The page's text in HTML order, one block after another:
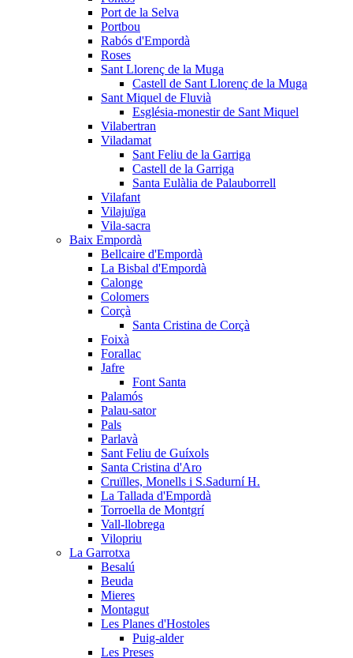
Port de la Selva
Portbou
Rabós d'Empordà
Roses
Sant Llorenç de la Muga
Castell de Sant Llorenç de la Muga
Sant Miquel de Fluvià
Església-monestir de Sant Miquel
Vilabertran
Viladamat
Sant Feliu de la Garriga
Castell de la Garriga
Santa Eulàlia de Palauborrell
Vilafant
Vilajuïga
Vila-sacra
Baix Empordà
Bellcaire d'Empordà
La Bisbal d'Empordà
Calonge
Colomers
Corçà
Santa Cristina de Corçà
Foixà
Forallac
Jafre
Font Santa
Palamós
Palau-sator
Pals
Parlavà
Sant Feliu de Guíxols
Santa Cristina d'Aro
Cruïlles, Monells i S.Sadurní H.
La Tallada d'Empordà
Torroella de Montgrí
Vall-llobrega
Vilopriu
La Garrotxa
Besalú
Beuda
Mieres
Montagut
Les Planes d'Hostoles
Puig-alder
Les Preses